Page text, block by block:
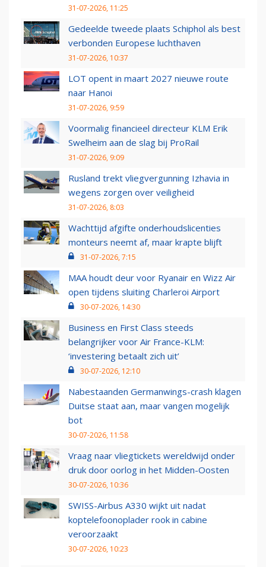
31-07-2026, 11:25
Gedeelde tweede plaats Schiphol als best
verbonden Europese luchthaven
31-07-2026, 10:37
LOT opent in maart 2027 nieuwe route
naar Hanoi
31-07-2026, 9:59
Voormalig financieel directeur KLM Erik
Swelheim aan de slag bij ProRail
31-07-2026, 9:09
Rusland trekt vliegvergunning Izhavia in
wegens zorgen over veiligheid
31-07-2026, 8:03
Wachttijd afgifte onderhoudslicenties
monteurs neemt af, maar krapte blijft
31-07-2026, 7:15
MAA houdt deur voor Ryanair en Wizz Air
open tijdens sluiting Charleroi Airport
30-07-2026, 14:30
Business en First Class steeds
belangrijker voor Air France-KLM:
‘investering betaalt zich uit’
30-07-2026, 12:10
Nabestaanden Germanwings-crash klagen
Duitse staat aan, maar vangen mogelijk
bot
30-07-2026, 11:58
Vraag naar vliegtickets wereldwijd onder
druk door oorlog in het Midden-Oosten
30-07-2026, 10:36
SWISS-Airbus A330 wijkt uit nadat
koptelefoonoplader rook in cabine
veroorzaakt
30-07-2026, 10:23